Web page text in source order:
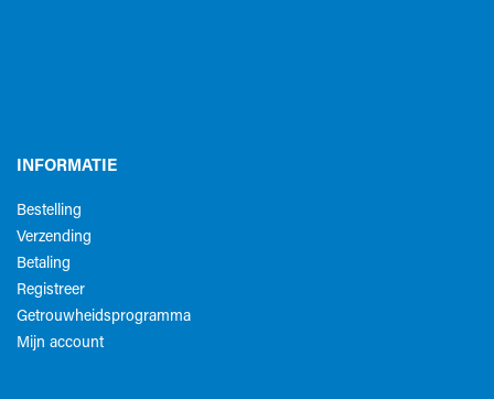
INFORMATIE
Bestelling
Verzending
Betaling
Registreer
Getrouwheidsprogramma
Mijn account